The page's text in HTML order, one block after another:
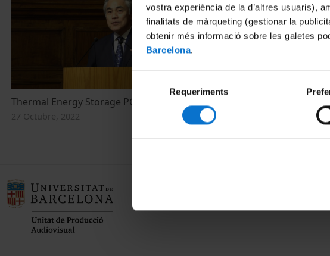
vostra experiència de la d’altres usuaris),
finalitats de màrqueting (gestionar la
obtenir més informació sobre les galetes
Barcelona.
de
consentiment
Requeriments
Thermal Energy Storage PCM (V)
27 Octubre, 2022